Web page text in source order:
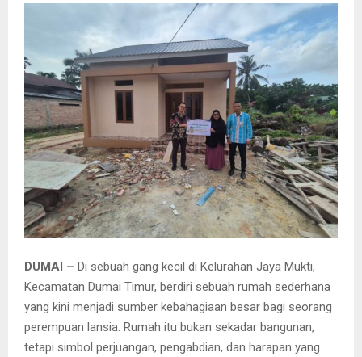
N
U
DUMAI – Di sebuah gang kecil di Kelurahan Jaya Mukti,
Kecamatan Dumai Timur, berdiri sebuah rumah sederhana
yang kini menjadi sumber kebahagiaan besar bagi seorang
perempuan lansia. Rumah itu bukan sekadar bangunan,
tetapi simbol perjuangan, pengabdian, dan harapan yang